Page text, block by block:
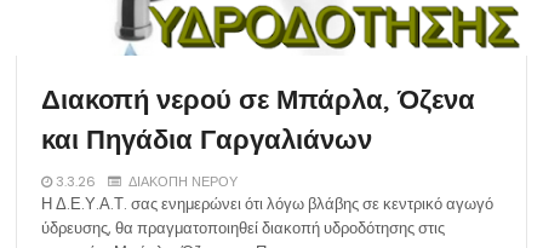
Διακοπή νερού σε Μπάρλα, Όζενα
και Πηγάδια Γαργαλιάνων
3.3.26 ΔΙΑΚΟΠΗ ΝΕΡΟΥ
Η Δ.Ε.Υ.Α.Τ. σας ενημερώνει ότι λόγω βλάβης σε κεντρικό αγωγό
ύδρευσης, θα πραγματοποιηθεί διακοπή υδροδότησης στις